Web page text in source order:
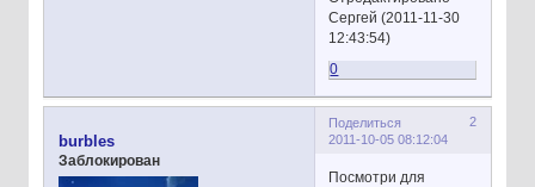
Сергей (2011-11-30
12:43:54)
0
Поделиться
2
2011-10-05 08:12:04
burbles
Заблокирован
Посмотри для